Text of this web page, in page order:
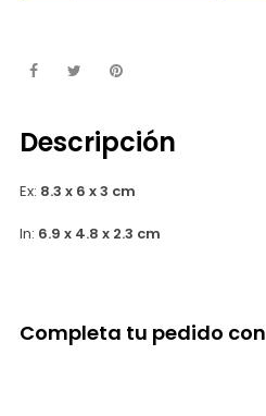
Descripción
Ex: 8.3 x 6 x 3 cm
In: 6.9 x 4.8 x 2.3 cm
Completa tu pedido con